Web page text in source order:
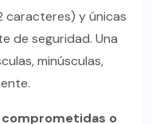
caracteres) y únicas
de seguridad. Una
minúsculas,
o